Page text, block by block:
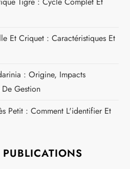
Et Criquet : Caractéristiques Et
: Origine, Impacts
Gestion
Petit : Comment L'identifier Et